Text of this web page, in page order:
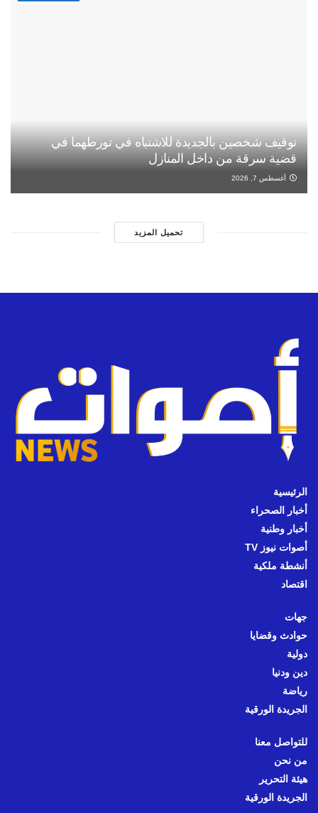
توقيف شخصين بالجديدة للاشتباه في تورطهما في
قضية سرقة من داخل المنازل
أغسطس 7, 2026
تحميل المزيد
الرئيسية
أخبار الصحراء
أخبار وطنية
أصوات نيوز TV
أنشطة ملكية
اقتصاد
جهات
حوادث وقضايا
دولية
دين ودنيا
رياضة
الجريدة الورقية
للتواصل معنا
من نحن
هيئة التحرير
الجريدة الورقية